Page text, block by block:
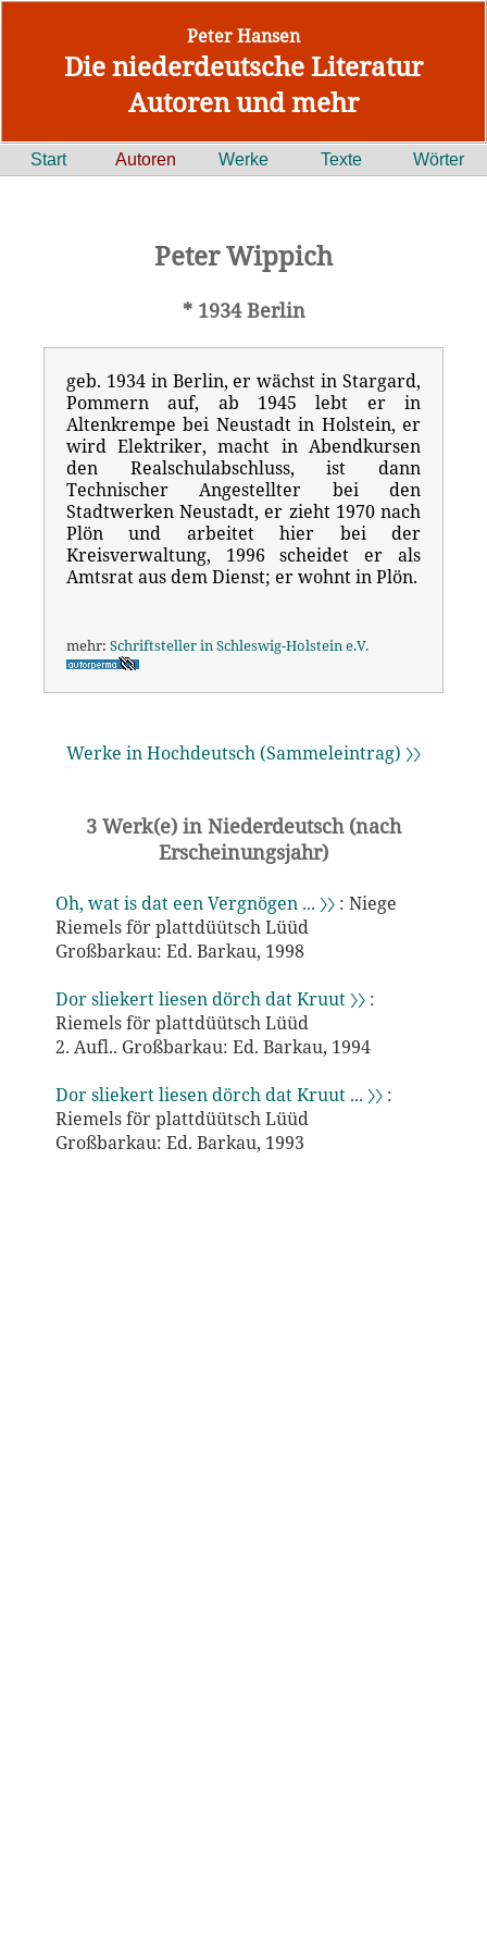
Peter Hansen
Die niederdeutsche Literatur
Autoren und mehr
Start Autoren Werke Texte Wörter
Peter Wippich
* 1934 Berlin
geb. 1934 in Berlin, er wächst in Stargard,
Pommern auf, ab 1945 lebt er in
Altenkrempe bei Neustadt in Holstein, er
wird Elektriker, macht in Abendkursen
den Realschulabschluss, ist dann
Technischer Angestellter bei den
Stadtwerken Neustadt, er zieht 1970 nach
Plön und arbeitet hier bei der
Kreisverwaltung, 1996 scheidet er als
Amtsrat aus dem Dienst; er wohnt in Plön.
mehr: Schriftsteller in Schleswig-Holstein e.V.
Werke in Hochdeutsch (Sammeleintrag) 〉〉
3 Werk(e) in Niederdeutsch (nach
Erscheinungsjahr)
Oh, wat is dat een Vergnögen ... 〉〉: Niege
Riemels för plattdüütsch Lüüd
Großbarkau: Ed. Barkau, 1998
Dor sliekert liesen dörch dat Kruut 〉〉:
Riemels för plattdüütsch Lüüd
2. Aufl.. Großbarkau: Ed. Barkau, 1994
Dor sliekert liesen dörch dat Kruut ... 〉〉:
Riemels för plattdüütsch Lüüd
Großbarkau: Ed. Barkau, 1993